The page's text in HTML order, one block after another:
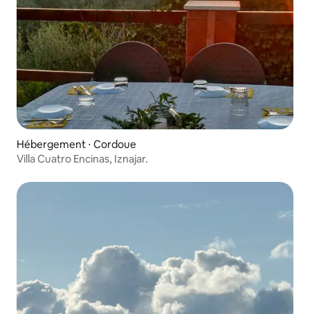
Hébergement ⋅ Cordoue
Villa Cuatro Encinas, Iznajar.